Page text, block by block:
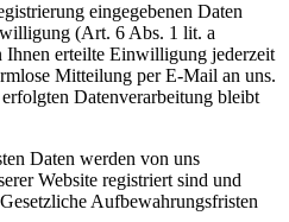
eingegebenen Daten
(Art. 6 Abs. 1 lit. a
erteilte Einwilligung jederzeit
Mitteilung per E-Mail an uns.
Datenverarbeitung bleibt
Daten werden von uns
Website registriert sind und
Aufbewahrungsfristen